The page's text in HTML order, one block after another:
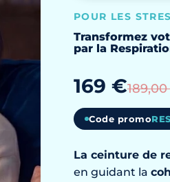
POUR LES
Transformez
par la
169 €
Code promo
La ceinture de
en guidant la